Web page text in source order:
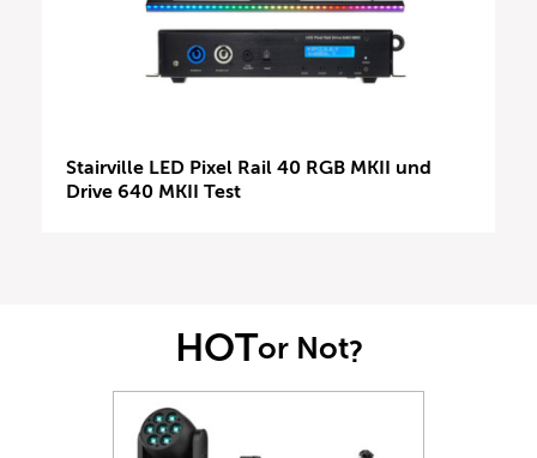
Stairville LED Pixel Rail 40 RGB MKII und
Drive 640 MKII Test
HOTor Not?